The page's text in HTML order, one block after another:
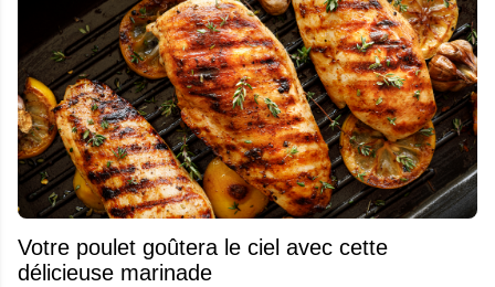
Votre poulet goûtera le ciel avec cette
délicieuse marinade